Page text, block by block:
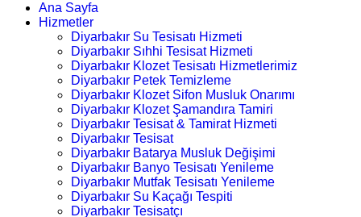
Ana Sayfa
Hizmetler
Diyarbakır Su Tesisatı Hizmeti
Diyarbakır Sıhhi Tesisat Hizmeti
Diyarbakır Klozet Tesisatı Hizmetlerimiz
Diyarbakır Petek Temizleme
Diyarbakır Klozet Sifon Musluk Onarımı
Diyarbakır Klozet Şamandıra Tamiri
Diyarbakır Tesisat & Tamirat Hizmeti
Diyarbakır Tesisat
Diyarbakır Batarya Musluk Değişimi
Diyarbakır Banyo Tesisatı Yenileme
Diyarbakır Mutfak Tesisatı Yenileme
Diyarbakır Su Kaçağı Tespiti
Diyarbakır Tesisatçı